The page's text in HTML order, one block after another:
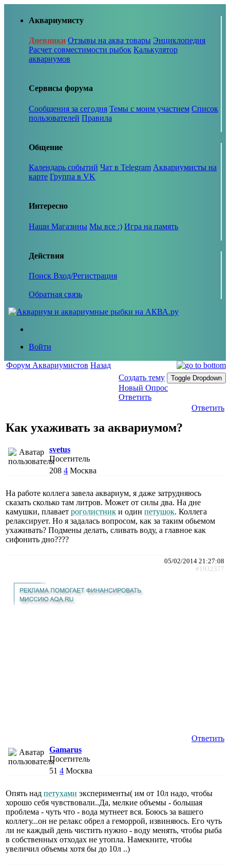
Аквариумисту
Дневники Отзывы на аква товары Энциклопедия
Расчет совместимости рыбок Калькулятор
аквариумов
Сервисы форума
Сообщения за сегодня Темы с моим участием Список
пользователей Правила
Общение
Календарь событий Чат в Telegram Аквариумисты на
карте Группа в VK
Интересно
Наши Магазины Мы все :) Игра на память
Действия
Поиск Вход/Регистрация
Обратная связь
Войти
Форум Аквариумистов Назад
Создать тему
Toggle Dropdown
Новый Опрос
Ответить
Ответить
Как ухаживать за аквариумом?
svetus
Посетитель
208 4 Москва
На работе коллега завела аквариум, я даже затрудняюсь
сказать сколько там литров. Может от силы два. На дне
камушки, плавает роголистник и один петушок. Коллега
релаксирует. Но я задалась вопросом, как за таким обьемом
ухаживать? Подмены делать, сливать воду, а главное как
сифонить дно????
05/02/2014 21:27:08
#1932377
Ответить
Gamarus
Посетитель
51 4 Москва
Опять над петухами эксперименты( им от 10л надо, чтобы
хорошо себя чувствовали..Да, мелкие объемы - большая
проблема - чуть что - вода мутнеет вся. Боюсь за вашего
коллегу...он не релакс обрел а геморрой, извиняюсь. Его чуть
ли не каждый день чистить нужно - воду менять, чтобы рыба
в собственных отходах не утопла. Намекните, чтобы
увеличил объемы хотя бы до 10л ..)